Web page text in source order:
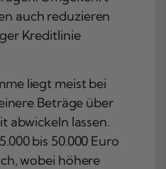
auch reduzieren
Kreditlinie
liegt meist bei
Beträge über
abwickeln lassen.
bis 50.000 Euro
wobei höhere